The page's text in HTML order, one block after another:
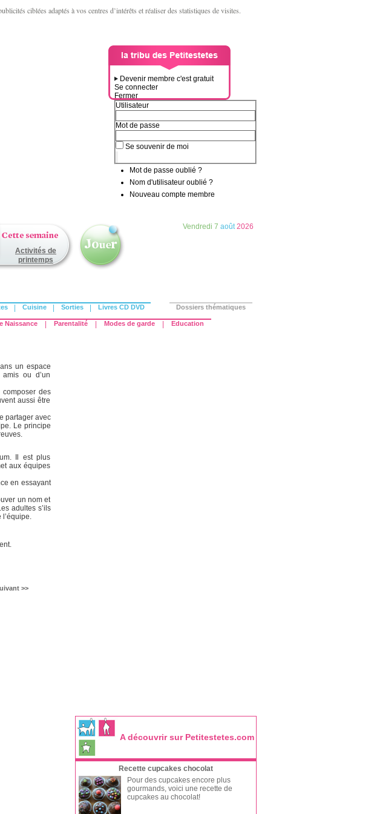
ciblées adaptés à vos centres d’intérêts et réaliser des statistiques de visites.
Devenir membre c'est gratuit
Se connecter
Fermer
Utilisateur
Mot de passe
Se souvenir de moi
Mot de passe oublié ?
Nom d'utilisateur oublié ?
Nouveau compte membre
Activités de
printemps
Vendredi 7 août2026
Cuisine Sorties Livres CD DVD Dossiers thématiques
Naissance Parentalité Modes de garde Education
un espace
ou d’un
des
aussi être
partager avec
Le principe
Il est plus
aux équipes
en essayant
un nom et
adultes s’ils
>>
A découvrir sur Petitestetes.com
Recette cupcakes chocolat
Pour des cupcakes encore plus
gourmands, voici une recette de
cupcakes au chocolat!